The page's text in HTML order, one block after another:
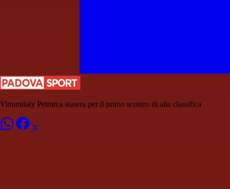
Vinumitaly Petrarca stasera per il primo scontro di alta classifica